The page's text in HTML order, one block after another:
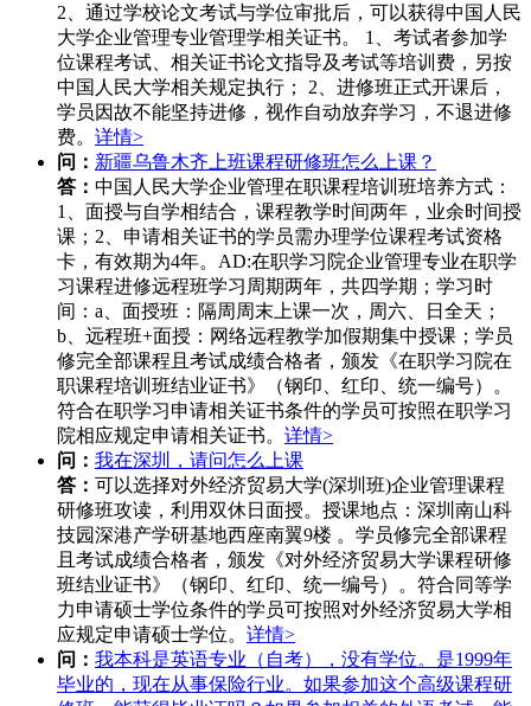
2、通过学校论文考试与学位审批后，可以获得中国人民
大学企业管理专业管理学相关证书。 1、考试者参加学
位课程考试、相关证书论文指导及考试等培训费，另按
中国人民大学相关规定执行； 2、进修班正式开课后，
学员因故不能坚持进修，视作自动放弃学习，不退进修
费。 详情>
问： 新疆乌鲁木齐上班课程研修班怎么上课？
答： 中国人民大学企业管理在职课程培训班培养方式：
1、面授与自学相结合，课程教学时间两年，业余时间授
课；2、申请相关证书的学员需办理学位课程考试资格
卡，有效期为4年。AD:在职学习院企业管理专业在职学
习课程进修远程班学习周期两年，共四学期；学习时
间：a、面授班：隔周周末上课一次，周六、日全天；
b、远程班+面授：网络远程教学加假期集中授课；学员
修完全部课程且考试成绩合格者，颁发《在职学习院在
职课程培训班结业证书》（钢印、红印、统一编号）。
符合在职学习申请相关证书条件的学员可按照在职学习
院相应规定申请相关证书。 详情>
问： 我在深圳，请问怎么上课
答： 可以选择对外经济贸易大学(深圳班)企业管理课程
研修班攻读，利用双休日面授。授课地点：深圳南山科
技园深港产学研基地西座南翼9楼 。学员修完全部课程
且考试成绩合格者，颁发《对外经济贸易大学课程研修
班结业证书》（钢印、红印、统一编号）。符合同等学
力申请硕士学位条件的学员可按照对外经济贸易大学相
应规定申请硕士学位。 详情>
问： 我本科是英语专业（自考），没有学位。是1999年
毕业的，现在从事保险行业。如果参加这个高级课程研